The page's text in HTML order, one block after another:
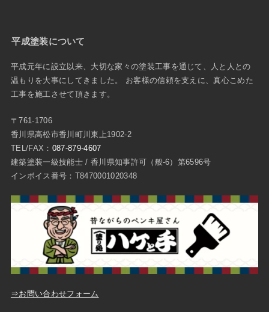
平成塗装について
平成元年に設立以来、大切な家々の塗装工事を通じて、人と人との
温もりを大事にしてきました。 お客様の信頼を支えに、真心こめた
工事を施工させて頂きます。
〒761-1706
香川県高松市香川町川東上1902-2
TEL/FAX： 087-879-4607
建築塗装一級技能士 / 香川県知事許可（般-6）第6596号
インボイス番号：T8470001020348
⇒お問い合わせフォーム